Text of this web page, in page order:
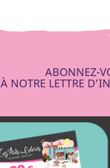
ABONNEZ-
À NOTRE LETTRE